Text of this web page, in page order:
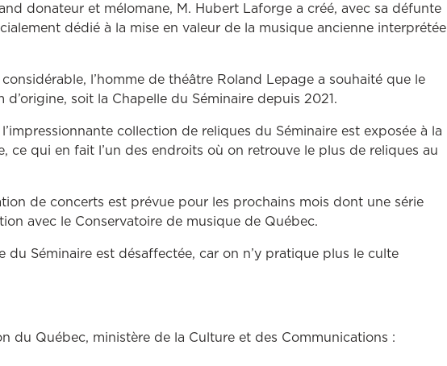
donateur et mélomane, M. Hubert Laforge a créé, avec sa défunte
dédié à la mise en valeur de la musique ancienne interprétée
l’homme de théâtre Roland Lepage a souhaité que le
d’origine, soit la Chapelle du Séminaire depuis 2021.
collection de reliques du Séminaire est exposée à la
ce qui en fait l’un des endroits où on retrouve le plus de reliques au
de concerts est prévue pour les prochains mois dont une série
avec le Conservatoire de musique de Québec.
du Séminaire est désaffectée, car on n’y pratique plus le culte
du Québec, ministère de la Culture et des Communications :